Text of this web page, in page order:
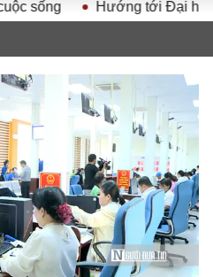
Hướng tới Đại hội đại biểu